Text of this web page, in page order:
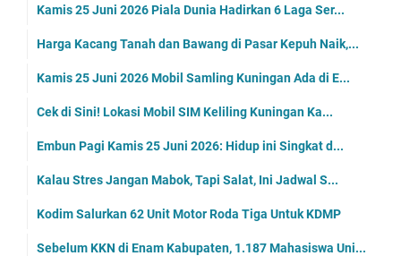
Kamis 25 Juni 2026 Piala Dunia Hadirkan 6 Laga Ser...
Harga Kacang Tanah dan Bawang di Pasar Kepuh Naik,...
Kamis 25 Juni 2026 Mobil Samling Kuningan Ada di E...
Cek di Sini! Lokasi Mobil SIM Keliling Kuningan Ka...
Embun Pagi Kamis 25 Juni 2026: Hidup ini Singkat d...
Kalau Stres Jangan Mabok, Tapi Salat, Ini Jadwal S...
Kodim Salurkan 62 Unit Motor Roda Tiga Untuk KDMP
Sebelum KKN di Enam Kabupaten, 1.187 Mahasiswa Uni...